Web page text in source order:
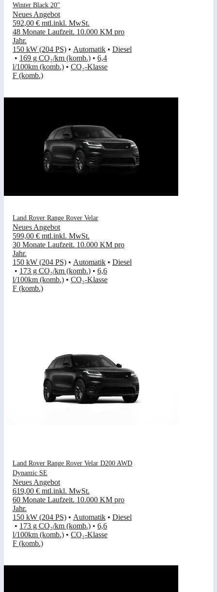
Winter Black 20"
Neues Angebot
592,00 € mtl.inkl. MwSt.
48 Monate Laufzeit. 10.000 KM pro
Jahr.
150 kW (204 PS) • Automatik • Diesel
• 169 g CO₂/km (komb.) • 6,4
l/100km (komb.) • CO₂-Klasse
F (komb.)
Land Rover Range Rover Velar
Neues Angebot
599,00 € mtl.inkl. MwSt.
30 Monate Laufzeit. 10.000 KM pro
Jahr.
150 kW (204 PS) • Automatik • Diesel
• 173 g CO₂/km (komb.) • 6,6
l/100km (komb.) • CO₂-Klasse
F (komb.)
Land Rover Range Rover Velar D200 AWD
Dynamic SE
Neues Angebot
619,00 € mtl.inkl. MwSt.
60 Monate Laufzeit. 10.000 KM pro
Jahr.
150 kW (204 PS) • Automatik • Diesel
• 173 g CO₂/km (komb.) • 6,6
l/100km (komb.) • CO₂-Klasse
F (komb.)